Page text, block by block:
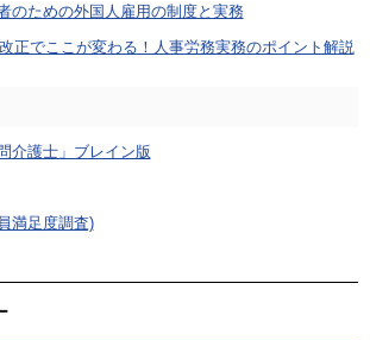
のための外国人雇用の制度と実務
改正でここが変わる！人事労務実務のポイント解説
介護士」ブレイン版
満足度調査)